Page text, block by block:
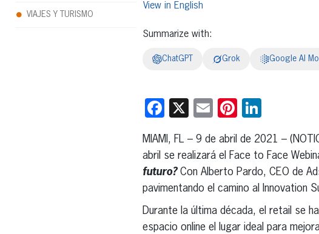
English
Summarize with:
ChatGPT Grok Google AI
Facebook
X EmailPinterest
MIAMI, FL – 9 de abril de 2021 –
abril se realizará el Face to Face
futuro?Con Alberto Pardo, CEO de
pavimentando el camino al
Innovation
Durante la última década, el retail se
espacio online el lugar ideal para
VIAJES Y TURISMO